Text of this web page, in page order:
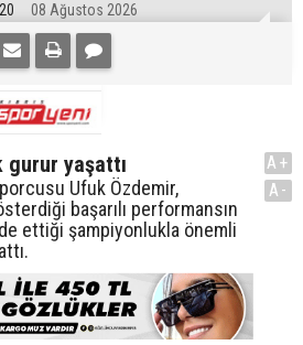
08 Ağustos 2026
gurur yaşattı
Ufuk Özdemir,
başarılı performansın
ettiği şampiyonlukla önemli
A+
A-